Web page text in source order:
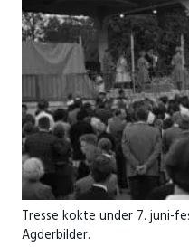
Tresse kokte under 7. juni-
Agderbilder.